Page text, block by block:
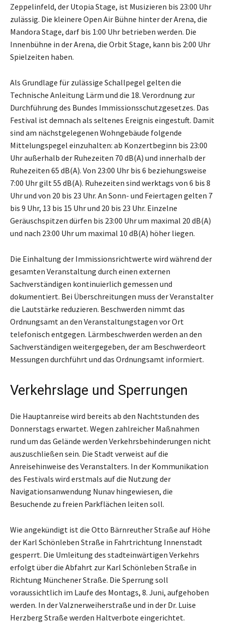
Zeppelinfeld, der Utopia Stage, ist Musizieren bis 23:00 Uhr
zulässig. Die kleinere Open Air Bühne hinter der Arena, die
Mandora Stage, darf bis 1:00 Uhr betrieben werden. Die
Innenbühne in der Arena, die Orbit Stage, kann bis 2:00 Uhr
Spielzeiten haben.
Als Grundlage für zulässige Schallpegel gelten die
Technische Anleitung Lärm und die 18. Verordnung zur
Durchführung des Bundes Immissionsschutzgesetzes. Das
Festival ist demnach als seltenes Ereignis eingestuft. Damit
sind am nächstgelegenen Wohngebäude folgende
Mittelungspegel einzuhalten: ab Konzertbeginn bis 23:00
Uhr außerhalb der Ruhezeiten 70 dB(A) und innerhalb der
Ruhezeiten 65 dB(A). Von 23:00 Uhr bis 6 beziehungsweise
7:00 Uhr gilt 55 dB(A). Ruhezeiten sind werktags von 6 bis 8
Uhr und von 20 bis 23 Uhr. An Sonn- und Feiertagen gelten 7
bis 9 Uhr, 13 bis 15 Uhr und 20 bis 23 Uhr. Einzelne
Geräuschspitzen dürfen bis 23:00 Uhr um maximal 20 dB(A)
und nach 23:00 Uhr um maximal 10 dB(A) höher liegen.
Die Einhaltung der Immissionsrichtwerte wird während der
gesamten Veranstaltung durch einen externen
Sachverständigen kontinuierlich gemessen und
dokumentiert. Bei Überschreitungen muss der Veranstalter
die Lautstärke reduzieren. Beschwerden nimmt das
Ordnungsamt an den Veranstaltungstagen vor Ort
telefonisch entgegen. Lärmbeschwerden werden an den
Sachverständigen weitergegeben, der am Beschwerdeort
Messungen durchführt und das Ordnungsamt informiert.
Verkehrslage und Sperrungen
Die Hauptanreise wird bereits ab den Nachtstunden des
Donnerstags erwartet. Wegen zahlreicher Maßnahmen
rund um das Gelände werden Verkehrsbehinderungen nicht
auszuschließen sein. Die Stadt verweist auf die
Anreisehinweise des Veranstalters. In der Kommunikation
des Festivals wird erstmals auf die Nutzung der
Navigationsanwendung Nunav hingewiesen, die
Besuchende zu freien Parkflächen leiten soll.
Wie angekündigt ist die Otto Bärnreuther Straße auf Höhe
der Karl Schönleben Straße in Fahrtrichtung Innenstadt
gesperrt. Die Umleitung des stadteinwärtigen Verkehrs
erfolgt über die Abfahrt zur Karl Schönleben Straße in
Richtung Münchener Straße. Die Sperrung soll
voraussichtlich im Laufe des Montags, 8. Juni, aufgehoben
werden. In der Valznerweiherstraße und in der Dr. Luise
Herzberg Straße werden Haltverbote eingerichtet.